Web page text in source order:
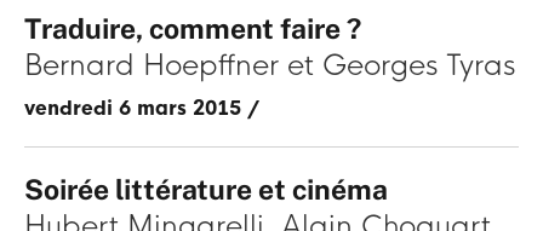
Traduire, comment faire ?
Bernard Hoepffner Georges Tyras
vendredi 6 mars 2015 /
Soirée littérature et cinéma